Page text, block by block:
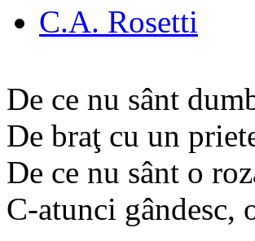
C.A. Rosetti
De ce nu sânt
De braţ cu un
De ce nu sânt o
C-atunci gândesc,